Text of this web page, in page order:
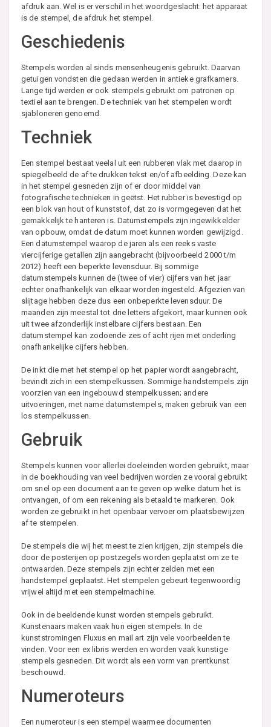
afdruk aan. Wel is er verschil in het woordgeslacht: het apparaat
is de stempel, de afdruk het stempel.
Geschiedenis
Stempels worden al sinds mensenheugenis gebruikt. Daarvan
getuigen vondsten die gedaan werden in antieke grafkamers.
Lange tijd werden er ook stempels gebruikt om patronen op
textiel aan te brengen. De techniek van het stempelen wordt
sjabloneren genoemd.
Techniek
Een stempel bestaat veelal uit een rubberen vlak met daarop in
spiegelbeeld de af te drukken tekst en/of afbeelding. Deze kan
in het stempel gesneden zijn of er door middel van
fotografische technieken in geëtst. Het rubber is bevestigd op
een blok van hout of kunststof, dat zo is vormgegeven dat het
gemakkelijk te hanteren is. Datumstempels zijn ingewikkelder
van opbouw, omdat de datum moet kunnen worden gewijzigd.
Een datumstempel waarop de jaren als een reeks vaste
viercijferige getallen zijn aangebracht (bijvoorbeeld 2000 t/m
2012) heeft een beperkte levensduur. Bij sommige
datumstempels kunnen de (twee of vier) cijfers van het jaar
echter onafhankelijk van elkaar worden ingesteld. Afgezien van
slijtage hebben deze dus een onbeperkte levensduur. De
maanden zijn meestal tot drie letters afgekort, maar kunnen ook
uit twee afzonderlijk instelbare cijfers bestaan. Een
datumstempel kan zodoende zes of acht rijen met onderling
onafhankelijke cijfers hebben.
De inkt die met het stempel op het papier wordt aangebracht,
bevindt zich in een stempelkussen. Sommige handstempels zijn
voorzien van een ingebouwd stempelkussen; andere
uitvoeringen, met name datumstempels, maken gebruik van een
los stempelkussen.
Gebruik
Stempels kunnen voor allerlei doeleinden worden gebruikt, maar
in de boekhouding van veel bedrijven worden ze vooral gebruikt
om snel op een document aan te geven op welke datum het is
ontvangen, of om een rekening als betaald te markeren. Ook
worden ze gebruikt in het openbaar vervoer om plaatsbewijzen
af te stempelen.
De stempels die wij het meest te zien krijgen, zijn stempels die
door de posterijen op postzegels worden geplaatst om ze te
ontwaarden. Deze stempels zijn echter zelden met een
handstempel geplaatst. Het stempelen gebeurt tegenwoordig
vrijwel altijd met een stempelmachine.
Ook in de beeldende kunst worden stempels gebruikt.
Kunstenaars maken vaak hun eigen stempels. In de
kunststromingen Fluxus en mail art zijn vele voorbeelden te
vinden. Voor een ex libris werden en worden vaak kunstige
stempels gesneden. Dit wordt als een vorm van prentkunst
beschouwd.
Numeroteurs
Een numeroteur is een stempel waarmee documenten